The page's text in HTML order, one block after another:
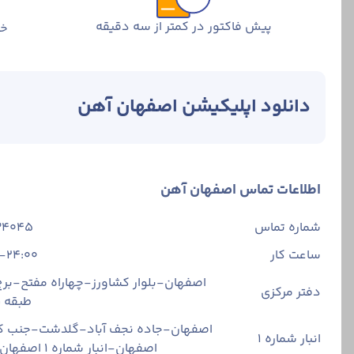
خرید ورق سیاه
برای خرید
مراجعه به صفحه
روزرسانی
برای خرید ورق
پرداخت بخشی
انواع ورق سیاه
ورق سیاه
بر اساس ضخامت
20، 25، 30، 35، 40، 45 و 50 اشاره کرد.
پیش فاکتور در کمتر از سه دقیقه
دانلود اپلیکیشن اصفهان آهن
اطلاعات تماس اصفهان آهن
شماره تماس
ساعت کار
24:00
دفتر مرکزی
اصفهان-بلوار کشاورز-چهاراه مفتح-
انبار شماره 1
اصفهان-جاده نجف آباد-گلدشت-جنب
اصفهان-انبار شماره ۱ اصفهان آهن